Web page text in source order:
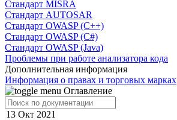
Cтандарт MISRA
Стандарт AUTOSAR
Стандарт OWASP (C++)
Стандарт OWASP (C#)
Стандарт OWASP (Java)
Проблемы при работе анализатора кода
Дополнительная информация
Информация о правах и торговых марках
Оглавление
13 Окт 2021